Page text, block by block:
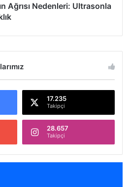
Ağrısı Nedenleri: Ultrasonla
17.235
Takipçi
28.657
Takipçi